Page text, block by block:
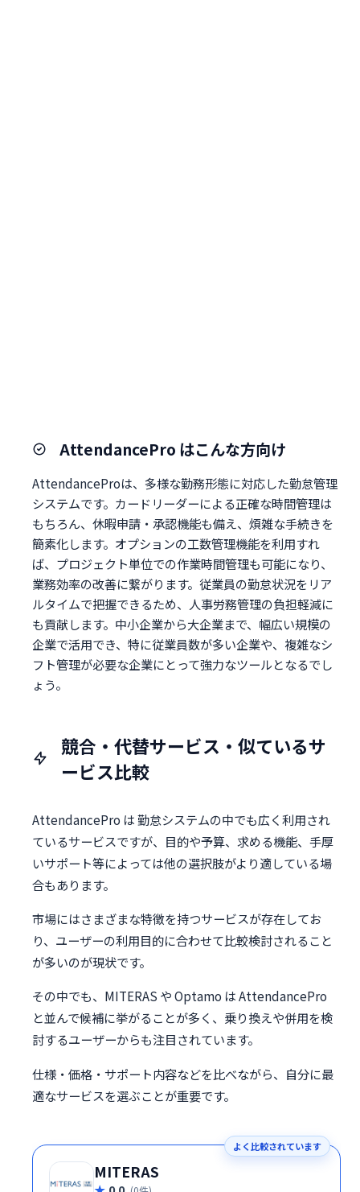
AttendancePro はこんな方向け
AttendanceProは、多様な勤務形態に対応した勤怠管理
システムです。カードリーダーによる正確な時間管理は
もちろん、休暇申請・承認機能も備え、煩雑な手続きを
簡素化します。オプションの工数管理機能を利用すれ
ば、プロジェクト単位での作業時間管理も可能になり、
業務効率の改善に繋がります。従業員の勤怠状況をリア
ルタイムで把握できるため、人事労務管理の負担軽減に
も貢献します。中小企業から大企業まで、幅広い規模の
企業で活用でき、特に従業員数が多い企業や、複雑なシ
フト管理が必要な企業にとって強力なツールとなるでし
ょう。
競合・代替サービス・似ているサ
ービス比較
AttendancePro は 勤怠システムの中でも広く利用され
ているサービスですが、目的や予算、求める機能、手厚
いサポート等によっては他の選択肢がより適している場
合もあります。
市場にはさまざまな特徴を持つサービスが存在してお
り、ユーザーの利用目的に合わせて比較検討されること
が多いのが現状です。
その中でも、MITERAS や Optamo は AttendancePro
と並んで候補に挙がることが多く、乗り換えや併用を検
討するユーザーからも注目されています。
仕様・価格・サポート内容などを比べながら、自分に最
適なサービスを選ぶことが重要です。
よく比較されています
MITERAS